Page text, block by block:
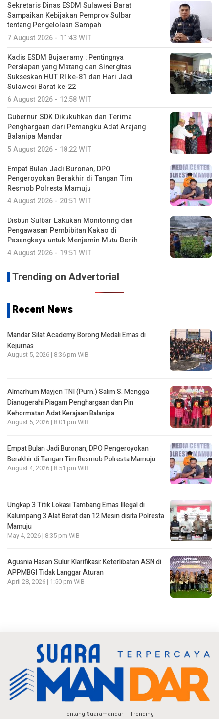
Sekretaris Dinas ESDM Sulawesi Barat
Sampaikan Kebijakan Pemprov Sulbar
tentang Pengelolaan Sampah
7 August 2026 - 11:43 WIT
Kadis ESDM Bujaeramy : Pentingnya
Persiapan yang Matang dan Sinergitas
Sukseskan HUT RI ke-81 dan Hari Jadi
Sulawesi Barat ke-22
6 August 2026 - 12:58 WIT
Gubernur SDK Dikukuhkan dan Terima
Penghargaan dari Pemangku Adat Arajang
Balanipa Mandar
5 August 2026 - 18:22 WIT
Empat Bulan Jadi Buronan, DPO
Pengeroyokan Berakhir di Tangan Tim
Resmob Polresta Mamuju
4 August 2026 - 20:51 WIT
Disbun Sulbar Lakukan Monitoring dan
Pengawasan Pembibitan Kakao di
Pasangkayu untuk Menjamin Mutu Benih
4 August 2026 - 19:51 WIT
Trending on Advertorial
Recent News
Mandar Silat Academy Borong Medali Emas di
Kejurnas
August 5, 2026 | 8:36 pm WIB
Almarhum Mayjen TNI (Purn.) Salim S. Mengga
Dianugerahi Piagam Penghargaan dan Pin
Kehormatan Adat Kerajaan Balanipa
August 5, 2026 | 8:01 pm WIB
Empat Bulan Jadi Buronan, DPO Pengeroyokan
Berakhir di Tangan Tim Resmob Polresta Mamuju
August 4, 2026 | 8:51 pm WIB
Ungkap 3 Titik Lokasi Tambang Emas Illegal di
Kalumpang 3 Alat Berat dan 12 Mesin disita Polresta
Mamuju
May 4, 2026 | 8:35 pm WIB
Agusnia Hasan Sulur Klarifikasi: Keterlibatan ASN di
APPMBGI Tidak Langgar Aturan
April 28, 2026 | 1:50 pm WIB
Tentang Suaramandar Trending